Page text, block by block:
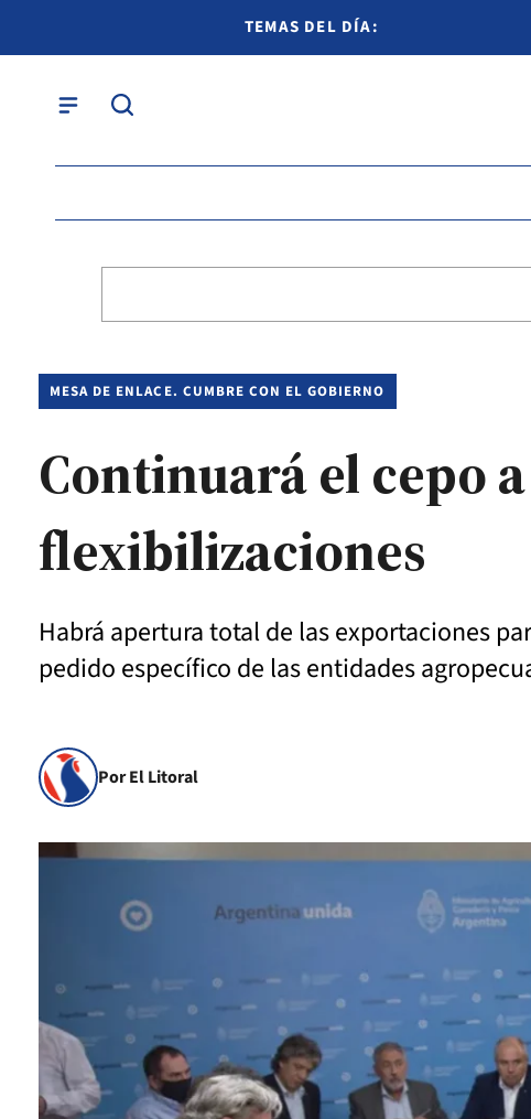
TEMAS DEL DÍA:
MESA DE ENLACE. CUMBRE CON EL GOBIERNO
Continuará el cepo
flexibilizaciones
Habrá apertura total de las exportaciones
pedido específico de las entidades
Por El Litoral